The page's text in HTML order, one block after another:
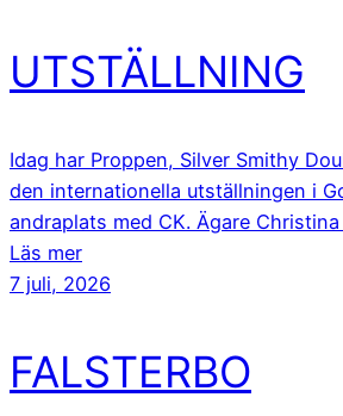
UTSTÄLLNING
Idag har Proppen, Silver Smithy
den internationella utställningen i
andraplats med CK. Ägare
Läs mer
7 juli, 2026
FALSTERBO